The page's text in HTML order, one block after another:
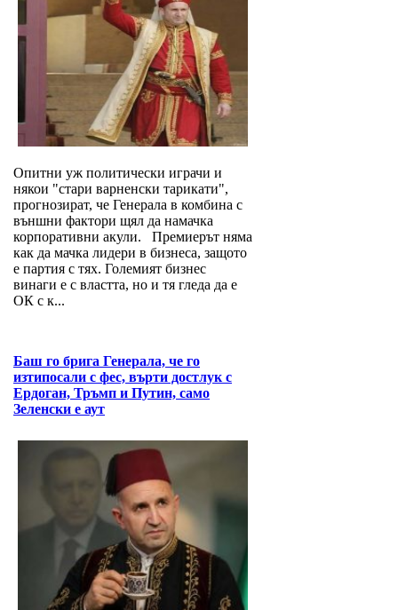
Опитни уж политически играчи и
някои "стари варненски тарикати",
прогнозират, че Генерала в комбина с
външни фактори щял да намачка
корпоративни акули. Премиерът няма
как да мачка лидери в бизнеса, защото
е партия с тях. Големият бизнес
винаги е с властта, но и тя гледа да е
ОК с к...
Баш го брига Генерала, че го
изтипосали с фес, върти достлук с
Ердоган, Тръмп и Путин, само
Зеленски е аут